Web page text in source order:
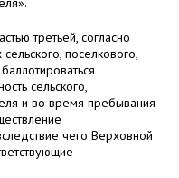
третьей, согласно
поселкового,
сельского,
и во время пребывания
чего Верховной